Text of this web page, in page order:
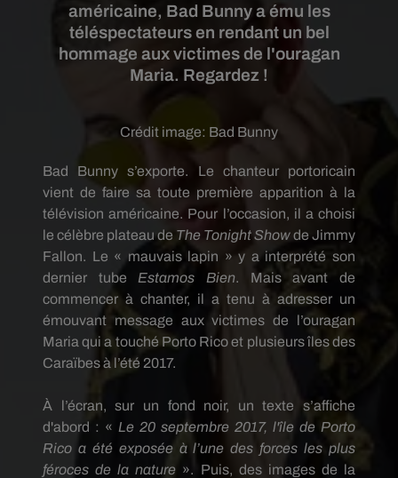
américaine, Bad Bunny a ému les
téléspectateurs en rendant un bel
hommage aux victimes de l'ouragan
Maria. Regardez !
Crédit image: Bad Bunny
Bad Bunny s’exporte.
Le chanteur portoricain
vient de faire sa toute première apparition à la
télévision américaine. Pour l’occasion, il a choisi
le célèbre plateau de The TonightShowde Jimmy
Fallon. Le « mauvais lapin » y a interprété son
dernier tube
Estamos Bien.
Mais avant de
commencer à chanter, il a tenu à adresser un
émouvant message aux victimes de l’ouragan
Maria qui a touché Porto Rico et plusieurs îles des
Caraïbes à l’été 2017.
À l’écran, sur un fond noir, un texte s’affiche
d'abord : « Le 20 septembre 2017, l'île de Porto
Rico a été exposée à l’une des forces les plus
féroces de la nature ». Puis, des images de la